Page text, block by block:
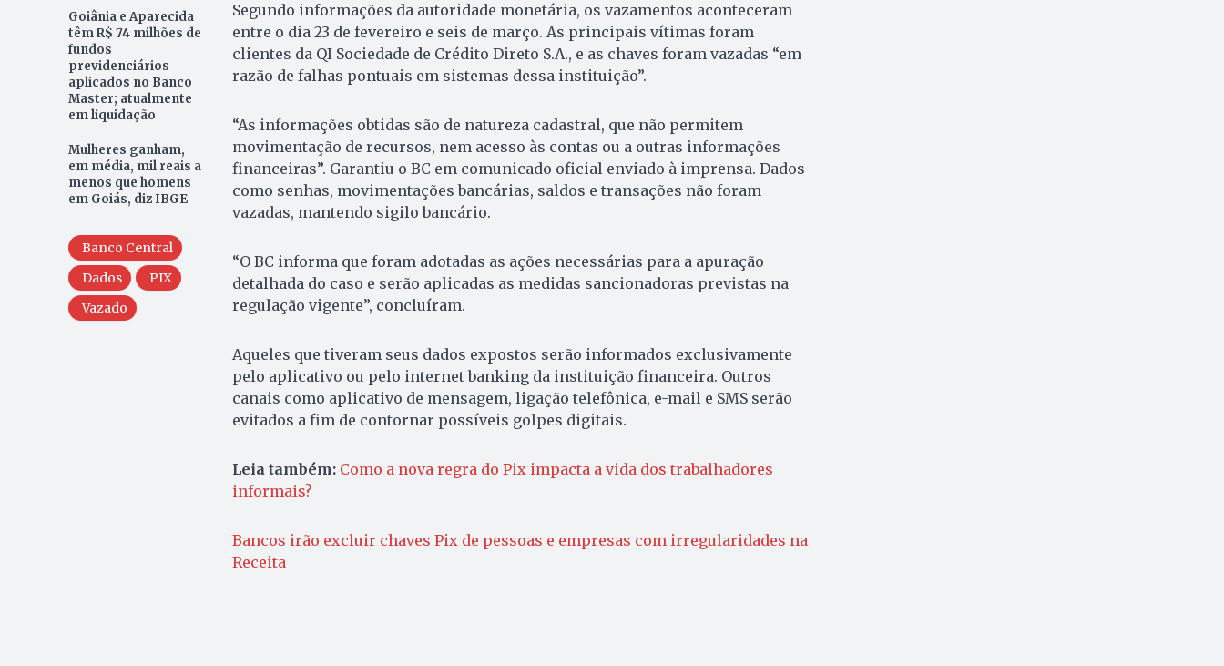
Goiânia e Aparecida
têm R$ 74 milhões de
fundos
previdenciários
aplicados no Banco
Master; atualmente
em liquidação
Mulheres ganham,
em média, mil reais a
menos que homens
em Goiás, diz IBGE
Banco Central
Dados
PIX
Vazado
Segundo informações da autoridade monetária, os vazamentos aconteceram
entre o dia 23 de fevereiro e seis de março. As principais vítimas foram
clientes da QI Sociedade de Crédito Direto S.A., e as chaves foram vazadas “em
razão de falhas pontuais em sistemas dessa instituição”.
“As informações obtidas são de natureza cadastral, que não permitem
movimentação de recursos, nem acesso às contas ou a outras informações
financeiras”. Garantiu o BC em comunicado oficial enviado à imprensa. Dados
como senhas, movimentações bancárias, saldos e transações não foram
vazadas, mantendo sigilo bancário.
“O BC informa que foram adotadas as ações necessárias para a apuração
detalhada do caso e serão aplicadas as medidas sancionadoras previstas na
regulação vigente”, concluíram.
Aqueles que tiveram seus dados expostos serão informados exclusivamente
pelo aplicativo ou pelo internet banking da instituição financeira. Outros
canais como aplicativo de mensagem, ligação telefônica, e-mail e SMS serão
evitados a fim de contornar possíveis golpes digitais.
Leia também: Como a nova regra do Pix impacta a vida dos trabalhadores
informais?
Bancos irão excluir chaves Pix de pessoas e empresas com irregularidades na
Receita